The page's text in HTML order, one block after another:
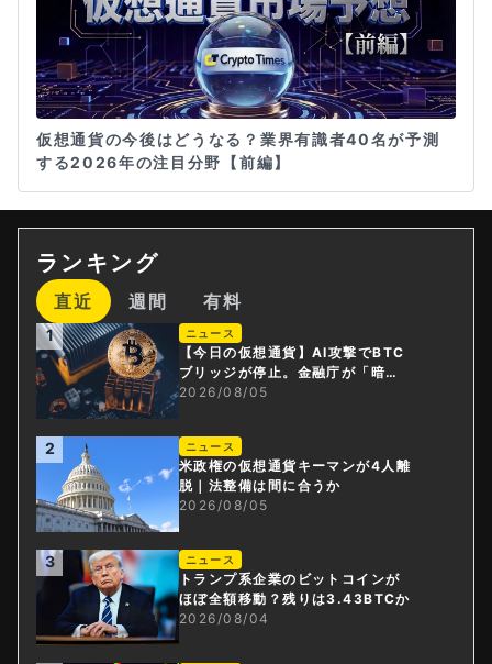
仮想通貨の今後はどうなる？業界有識者40名が予測
する2026年の注目分野【前編】
ランキング
直近 週間 有料
1 ニュース
【今日の仮想通貨】AI攻撃でBTC
ブリッジが停止。金融庁が「暗号
資産・ステーブルコイン課」新設
2026/08/05
2 ニュース
米政権の仮想通貨キーマンが4人離
脱｜法整備は間に合うか
2026/08/05
3 ニュース
トランプ系企業のビットコインが
ほぼ全額移動？残りは3.43BTCか
2026/08/04